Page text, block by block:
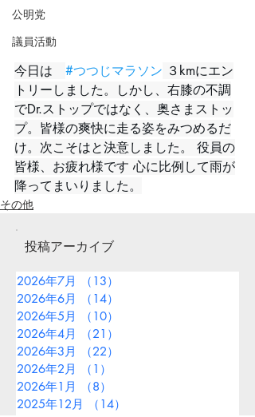
公明党
議員活動
今日は #つつじマラソン ３kmにエン
トリーしました。しかし、右膝の不調
でDr.ストップではなく、奥さまストッ
プ。皆様の爽快に走る姿をみつめるだ
け。次こそはと決意しました。 役員の
皆様、お疲れ様です 心に比例して雨が
降ってまいりました。
その他
投稿アーカイブ
2026年7月 （13）
2026年6月
（14）
2026年5月
（10）
2026年4月
（21）
2026年3月
（22）
2026年2月
（1）
2026年1月
（8）
2025年12月
（14）